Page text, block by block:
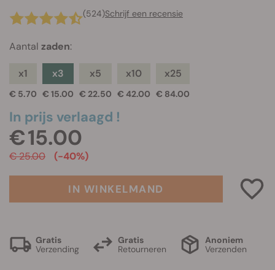
(524)Schrijf een recensie
Aantal zaden:
x1
€ 5.70
x3
€ 15.00
x5
€ 22.50
x10
€ 42.00
x25
€ 84.00
In prijs verlaagd !
€ 15.00
€ 25.00 (-40%)
IN WINKELMAND
Gratis
Verzending
Gratis
Retourneren
Anoniem
Verzenden